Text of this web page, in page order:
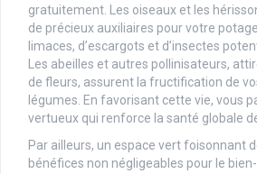
gratuitement. Les oiseaux et les
de précieux auxiliaires pour votre
limaces, d’escargots et d’insectes
Les abeilles et autres pollinisateurs,
de fleurs, assurent la fructification de
légumes. En favorisant cette vie, vous
vertueux qui renforce la santé globale
Par ailleurs, un espace vert foisonnant
bénéfices non négligeables pour le